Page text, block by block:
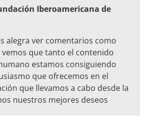
Iberoamericana de
alegra ver comentarios como
que tanto el contenido
estamos consiguiendo
que ofrecemos en el
que llevamos a cabo desde la
nuestros mejores deseos